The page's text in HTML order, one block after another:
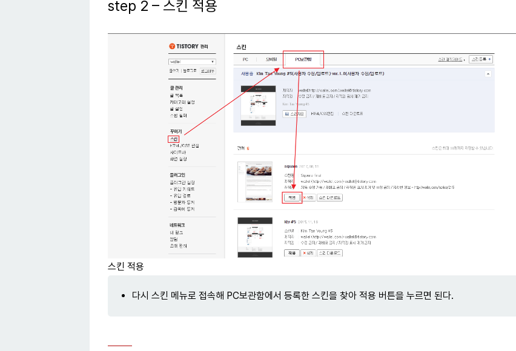
step 2 – 스킨 적용
스킨 적용
다시 스킨 메뉴로 접속해 PC보관함에서 등록한 스킨을 찾아 적용 버튼을 누르면 된다.